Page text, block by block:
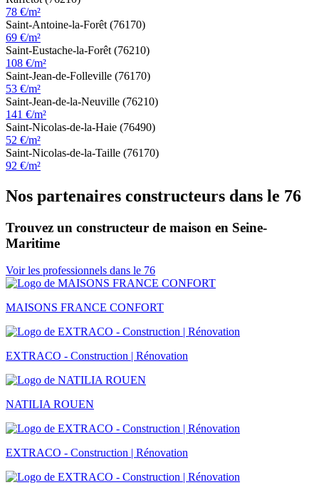
78 €/m²
Saint-Antoine-la-Forêt (76170)
69 €/m²
Saint-Eustache-la-Forêt (76210)
108 €/m²
Saint-Jean-de-Folleville (76170)
53 €/m²
Saint-Jean-de-la-Neuville (76210)
141 €/m²
Saint-Nicolas-de-la-Haie (76490)
52 €/m²
Saint-Nicolas-de-la-Taille (76170)
92 €/m²
Nos partenaires constructeurs dans le 76
Trouvez un constructeur de maison en Seine-
Maritime
Voir les professionnels dans le 76
MAISONS FRANCE CONFORT
EXTRACO - Construction | Rénovation
NATILIA ROUEN
EXTRACO - Construction | Rénovation